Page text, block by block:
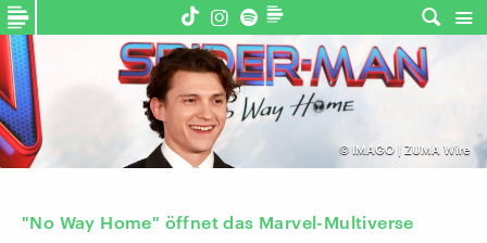
© IMAGO | ZUMA Wire
"No Way Home" öffnet das Marvel-Multiverse